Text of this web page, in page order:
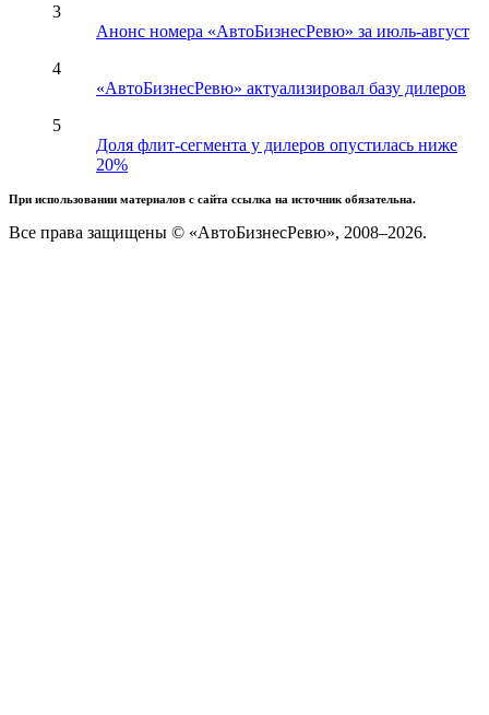
3
Анонс номера «АвтоБизнесРевю» за июль-август
4
«АвтоБизнесРевю» актуализировал базу дилеров
5
Доля флит-сегмента у дилеров опустилась ниже
20%
При использовании материалов с сайта ссылка на источник обязательна.
Все права защищены © «АвтоБизнесРевю», 2008–2026.